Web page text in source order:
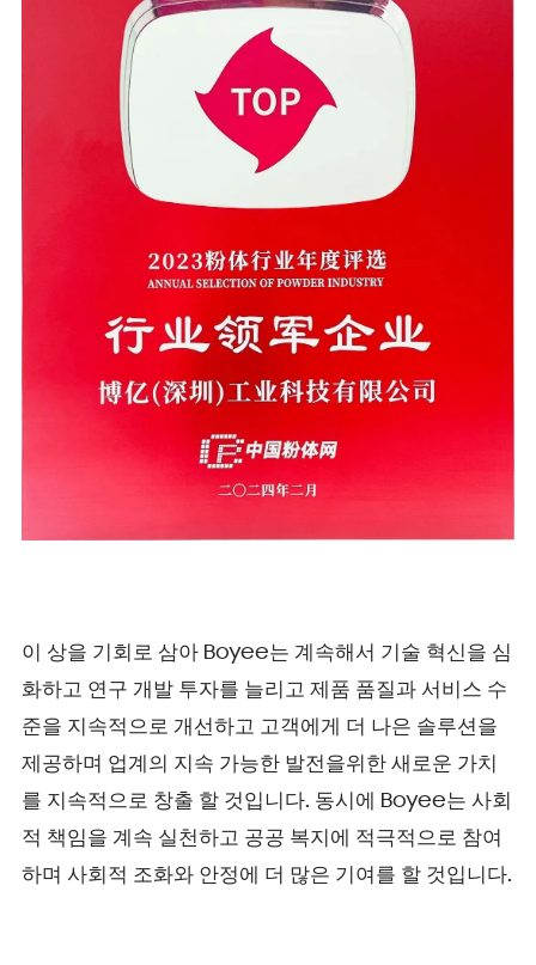
이 상을 기회로 삼아 Boyee는 계속해서 기술 혁신을 심
화하고 연구 개발 투자를 늘리고 제품 품질과 서비스 수
준을 지속적으로 개선하고 고객에게 더 나은 솔루션을
제공하며 업계의 지속 가능한 발전을위한 새로운 가치
를 지속적으로 창출 할 것입니다. 동시에 Boyee는 사회
적 책임을 계속 실천하고 공공 복지에 적극적으로 참여
하며 사회적 조화와 안정에 더 많은 기여를 할 것입니다.